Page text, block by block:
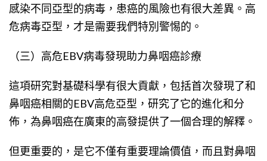
感染不同亞型的病毒，患癌的風險也有很大差異。高
危病毒亞型，才是需要我們特別警惕的。
（三）高危EBV病毒發現助力鼻咽癌診療
這項研究對基礎科學有很大貢獻，包括首次發現了和
鼻咽癌相關的EBV高危亞型，研究了它的進化和分
佈，為鼻咽癌在廣東的高發提供了一個合理的解釋。
但更重要的，是它不僅有重要理論價值，而且對鼻咽